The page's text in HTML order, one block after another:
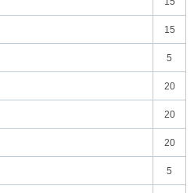
15
5
20
20
20
5